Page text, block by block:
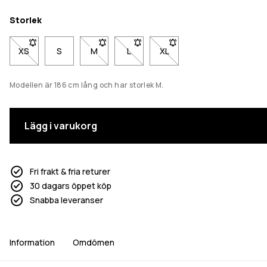
Storlek
XS- Storlek XS är inte tillgänglig. Klicka för att bli meddelad när
S M- Storlek M är inte tillgänglig. Klicka för att
L- Storlek L är inte tillgänglig. Klicka
XL- Storlek XL är inte
Modellen är 186 cm lång och har storlek M.
Lägg i varukorg
Fri frakt & fria returer
30 dagars öppet köp
Snabba leveranser
Information Omdömen